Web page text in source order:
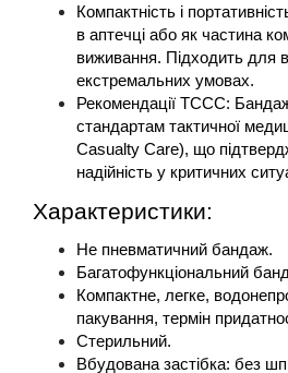
Компактність і
в аптечці або як частина
виживання. Підходить для
екстремальних умовах​.
Рекомендації TCCC:
стандартам тактичної
Casualty Care), що
надійність у критичних
Характеристики:
Не пневматичний бандаж.
Багатофункціональний
Компактне, легке,
пакування, термін
Стерильний.
Вбудована застібка: без